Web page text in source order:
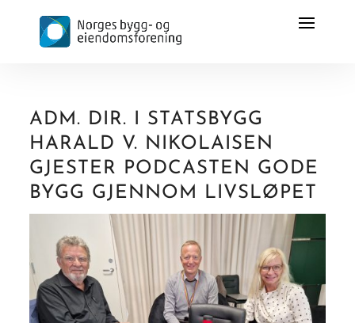
ADM. DIR. I STATSBYGG
HARALD V. NIKOLAISEN
GJESTER PODCASTEN GODE
BYGG GJENNOM LIVSLØPET